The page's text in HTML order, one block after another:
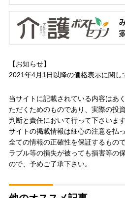
【お知らせ】
2021年4月1日以降の価格表示に関し
当サイトに記載されている内容はあ
ただくためのものであり、実際の投
判断と責任において行って下さいま
サイトの掲載情報は細心の注意を払
全ての情報の正確性を保証するもの
ラブル等の損失が被っても損害等の
ので、予めご了承下さい。